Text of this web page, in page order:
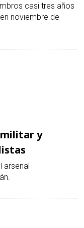
casi tres años
noviembre de
militar y
arsenal